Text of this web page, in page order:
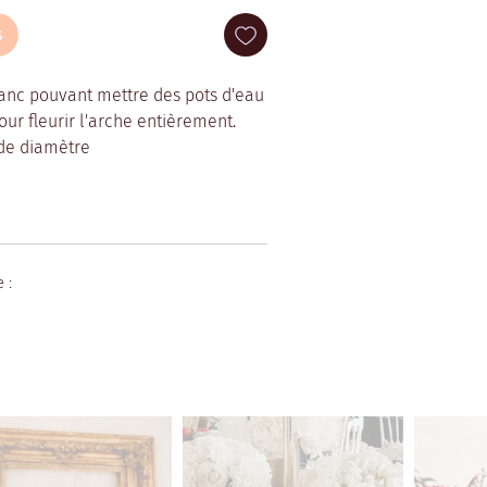
pouvant mettre des pots d'eau
fleurir l'arche entièrement.
diamètre
: